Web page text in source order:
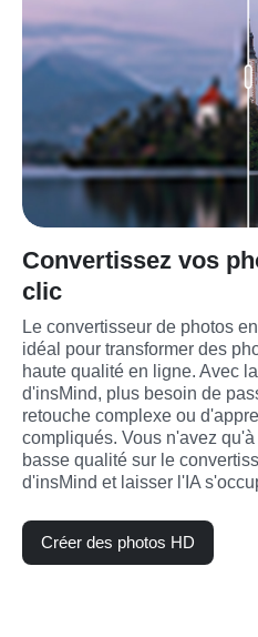
Convertissez vos
clic
Le convertisseur de photos
idéal pour transformer des
haute qualité en ligne. Avec
d'insMind, plus besoin de
retouche complexe ou
compliqués. Vous n'avez
basse qualité sur le
d'insMind et laisser l'IA
Créer des photos HD